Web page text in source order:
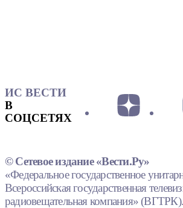
ИС ВЕСТИ
В
СОЦСЕТЯХ
© Сетевое издание «Вести.Ру»
«Федеральное государственное
Всероссийская государственная
радиовещательная компания» (ВГТРК).